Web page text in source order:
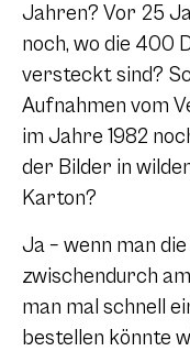
Jahren? Vor 25
noch, wo die 400
versteckt sind?
Aufnahmen vom
im Jahre 1982
der Bilder in
Karton?
Ja – wenn man
zwischendurch
man mal schnell
bestellen könnte